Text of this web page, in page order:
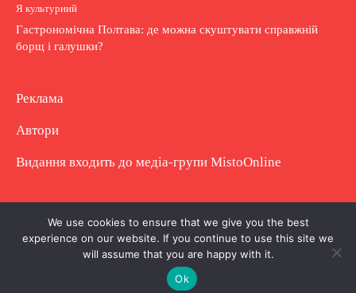
Я культурний
Гастрономічна Полтава: де можна скуштувати справжній
борщ і галушки?
Реклама
Автори
Видання входить до медіа-групи MistoOnline
Copyright © Повне використання матеріалу
заборонено. Частково можна з гіперпосиланням.
We use cookies to ensure that we give you the best
experience on our website. If you continue to use this site we
will assume that you are happy with it.
Ok